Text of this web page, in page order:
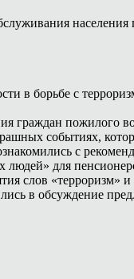
в борьбе с
граждан пожилого
событиях,
с
для
слов «терроризм»
в обсуждение